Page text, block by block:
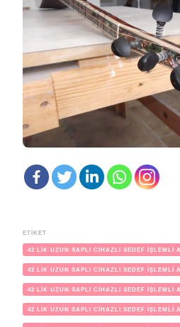
ETIKET
42 LİK UZUN SAPLI CİHAZLI SEDEF İŞLEMLİ
42 LİK UZUN SAPLI CİHAZLI SEDEF İŞLEMLİ
42 LİK UZUN SAPLI CİHAZLI SEDEF İŞLEMLİ
42 LİK UZUN SAPLI CİHAZLI SEDEF İŞLEMLİ